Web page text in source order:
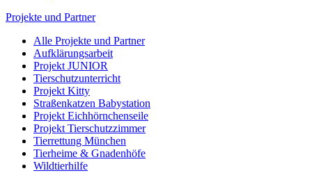
Projekte und Partner
Alle Projekte und Partner
Aufklärungsarbeit
Projekt JUNIOR
Tierschutzunterricht
Projekt Kitty
Straßenkatzen Babystation
Projekt Eichhörnchenseile
Projekt Tierschutzzimmer
Tierrettung München
Tierheime & Gnadenhöfe
Wildtierhilfe